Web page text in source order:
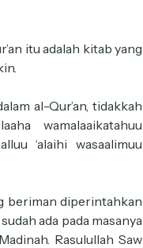
itu adalah kitab yang
al-Qur’an, tidakkah
wamalaaikatahuu
‘alaihi wasaalimuu
beriman diperintahkan
ada pada masanya
Rasulullah Saw